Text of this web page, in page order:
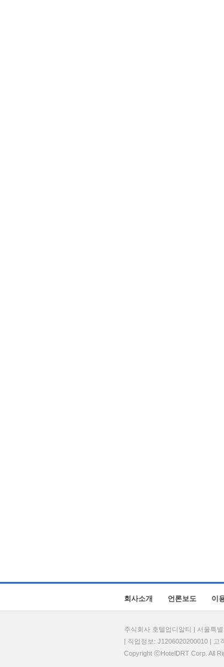
회사소개 언론보도 이
주식회사 호텔업디알티 | 서울특
| 직업정보: J1206020200010 | 고
Copyright ⓒHotelDRT Corp. All